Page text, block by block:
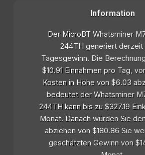
Information
Der MicroBT Whatsminer
244TH generiert derzeit
Tagesgewinn. Die
$10.91 Einnahmen pro Tag,
Kosten in Höhe von $6.03
bedeutet der Whatsminer
244TH kann bis zu $327.19
Monat. Danach würden Sie
abziehen von $180.86 Sie
geschätzten Gewinn von